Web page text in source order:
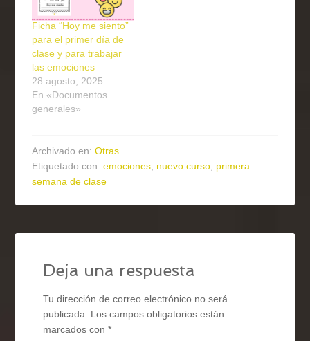
Ficha “Hoy me siento”
para el primer día de
clase y para trabajar
las emociones
28 agosto, 2025
En «Documentos
generales»
Archivado en:Otras
Etiquetado con:emociones, nuevo curso, primera
semana de clase
Deja una respuesta
Tu dirección de correo electrónico no será
publicada. Los campos obligatorios están
marcados con*